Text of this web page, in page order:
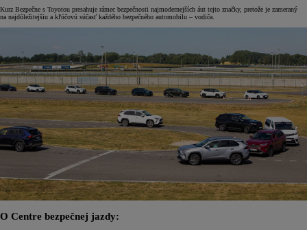
Kurz Bezpečne s Toyotou presahuje rámec bezpečnosti najmodernejších áut tejto značky, pretože je zameraný
na najdôležitejšiu a kľúčovú súčasť každého bezpečného automobilu – vodiča.
O Centre bezpečnej jazdy: